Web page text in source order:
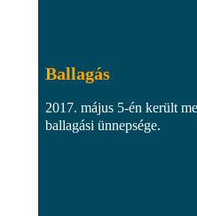
Ballagás
2017. május 5-én került
ballagási ünnepsége.